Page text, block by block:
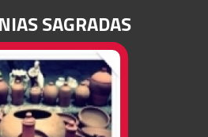
SAGRADAS